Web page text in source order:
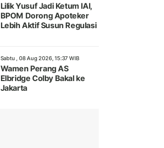
Lilik Yusuf Jadi Ketum IAI,
BPOM Dorong Apoteker
Lebih Aktif Susun Regulasi
Sabtu , 08 Aug 2026, 15:37 WIB
Wamen Perang AS
Elbridge Colby Bakal ke
Jakarta